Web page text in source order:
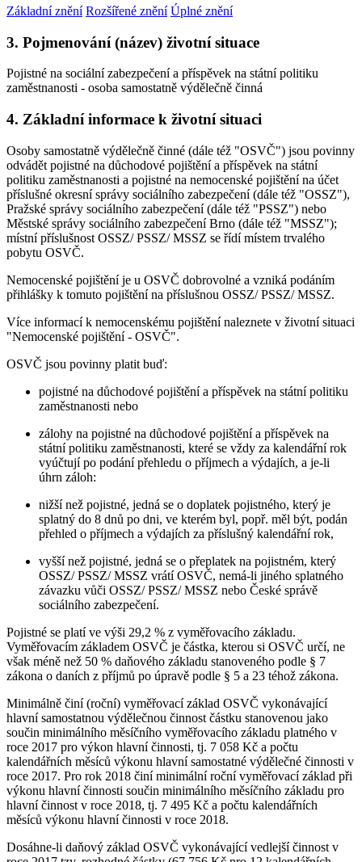
Základní znění Rozšířené znění Úplné znění
3. Pojmenování (název) životní situace
Pojistné na sociální zabezpečení a příspěvek na státní politiku
zaměstnanosti - osoba samostatně výdělečně činná
4. Základní informace k životní situaci
Osoby samostatně výdělečně činné (dále též "OSVČ") jsou povinny
odvádět pojistné na důchodové pojištění a příspěvek na státní
politiku zaměstnanosti a pojistné na nemocenské pojištění na účet
příslušné okresní správy sociálního zabezpečení (dále též "OSSZ"),
Pražské správy sociálního zabezpečení (dále též "PSSZ") nebo
Městské správy sociálního zabezpečení Brno (dále též "MSSZ");
místní příslušnost OSSZ/ PSSZ/ MSSZ se řídí místem trvalého
pobytu OSVČ.
Nemocenské pojištění je u OSVČ dobrovolné a vzniká podáním
přihlášky k tomuto pojištění na příslušnou OSSZ/ PSSZ/ MSSZ.
Více informací k nemocenskému pojištění naleznete v životní situaci
"Nemocenské pojištění - OSVČ".
OSVČ jsou povinny platit buď:
pojistné na důchodové pojištění a příspěvek na státní politiku
zaměstnanosti nebo
zálohy na pojistné na důchodové pojištění a příspěvek na
státní politiku zaměstnanosti, které se vždy za kalendářní rok
vyúčtují po podání přehledu o příjmech a výdajích, a je-li
úhrn záloh:
nižší než pojistné, jedná se o doplatek pojistného, který je
splatný do 8 dnů po dni, ve kterém byl, popř. měl být, podán
přehled o příjmech a výdajích za příslušný kalendářní rok,
vyšší než pojistné, jedná se o přeplatek na pojistném, který
OSSZ/ PSSZ/ MSSZ vrátí OSVČ, nemá-li jiného splatného
závazku vůči OSSZ/ PSSZ/ MSSZ nebo České správě
sociálního zabezpečení.
Pojistné se platí ve výši 29,2 % z vyměřovacího základu.
Vyměřovacím základem OSVČ je částka, kterou si OSVČ určí, ne
však méně než 50 % daňového základu stanoveného podle § 7
zákona o daních z příjmů po úpravě podle § 5 a 23 téhož zákona.
Minimálně činí (roční) vyměřovací základ OSVČ vykonávající
hlavní samostatnou výdělečnou činnost částku stanovenou jako
součin minimálního měsíčního vyměřovacího základu platného v
roce 2017 pro výkon hlavní činnosti, tj. 7 058 Kč a počtu
kalendářních měsíců výkonu hlavní samostatné výdělečné činnosti v
roce 2017. Pro rok 2018 činí minimální roční vyměřovací základ při
výkonu hlavní činnosti součin minimálního měsíčního základu pro
hlavní činnost v roce 2018, tj. 7 495 Kč a počtu kalendářních
měsíců výkonu hlavní činnosti v roce 2018.
Dosáhne-li daňový základ OSVČ vykonávající vedlejší činnost v